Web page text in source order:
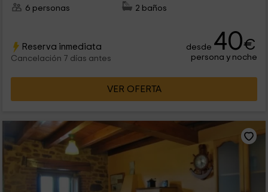
6 personas
2 baños
Reserva inmediata
Cancelación 7 días antes
desde 40€
persona y noche
VER OFERTA